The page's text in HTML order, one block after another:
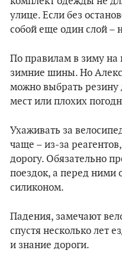
улице. Если без
собой еще один слой –
По правилам в зиму на
зимние шины. Но
можно выбрать
мест или плохих
Ухаживать за
чаще – из-за
дорогу. Обязательно
поездок, а перед ними
силиконом.
Падения, замечают
спустя несколько лет
и знание дороги.